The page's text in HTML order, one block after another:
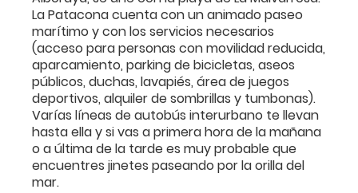
La Patacona cuenta con un animado paseo
marítimo y con los servicios necesarios
(acceso para personas con movilidad reducida,
aparcamiento, parking de bicicletas, aseos
públicos, duchas, lavapiés, área de juegos
deportivos, alquiler de sombrillas y tumbonas).
Varías líneas de autobús interurbano te llevan
hasta ella y si vas a primera hora de la mañana
o a última de la tarde es muy probable que
encuentres jinetes paseando por la orilla del
mar.